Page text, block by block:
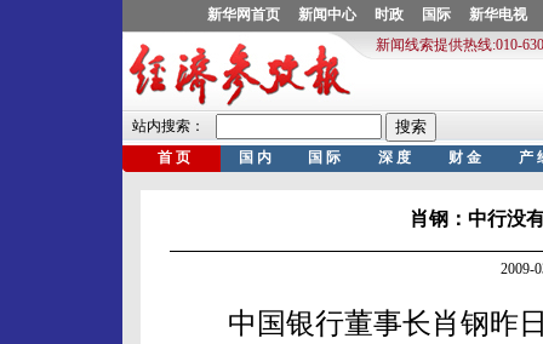
肖钢：中行没
2009-
中国银行董事长肖钢昨日